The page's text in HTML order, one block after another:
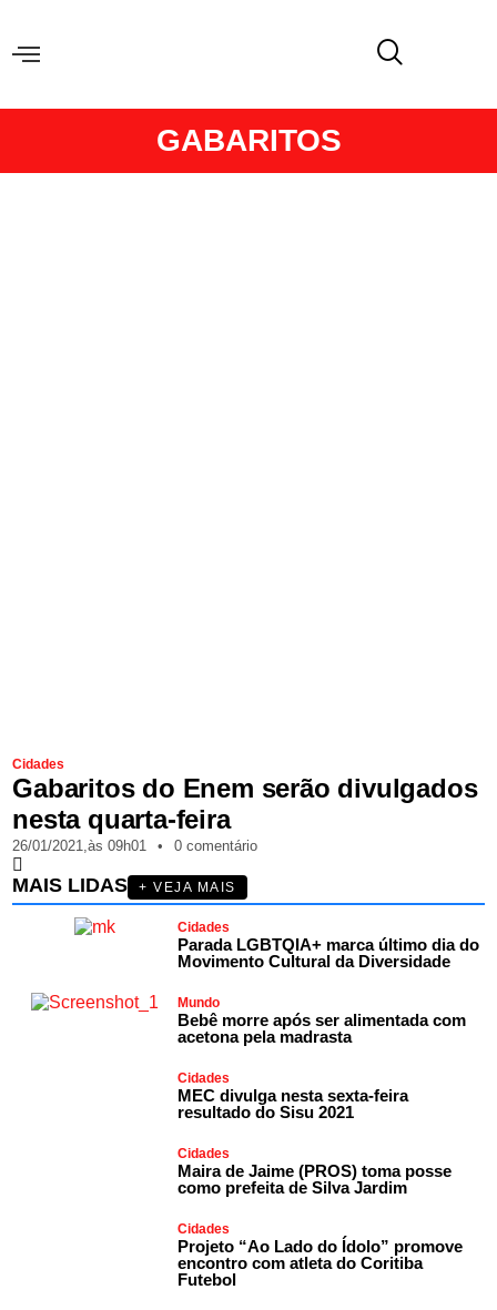
GABARITOS
Cidades
Gabaritos do Enem serão divulgados
nesta quarta-feira
26/01/2021,às 09h01 • 0 comentário
MAIS LIDAS + VEJA MAIS
Cidades
Parada LGBTQIA+ marca último dia do
Movimento Cultural da Diversidade
Mundo
Bebê morre após ser alimentada com
acetona pela madrasta
Cidades
MEC divulga nesta sexta-feira
resultado do Sisu 2021
Cidades
Maira de Jaime (PROS) toma posse
como prefeita de Silva Jardim
Cidades
Projeto “Ao Lado do Ídolo” promove
encontro com atleta do Coritiba
Futebol